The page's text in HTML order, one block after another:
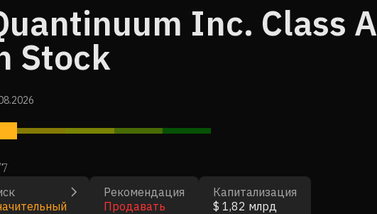
Inc. Class A
Stock
7
Рекомендация
Продавать
Капитализация
$ 1,82 млрд